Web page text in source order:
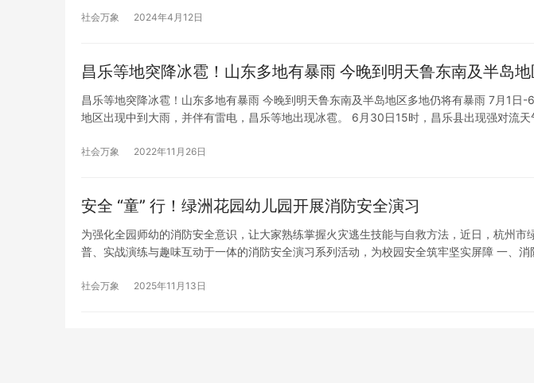
乐私塾平台…
社会万象 2024年4月12日
昌乐等地突降冰雹！山东多地有暴雨 今晚到明天鲁东南及半岛
昌乐等地突降冰雹！山东多地有暴雨 今晚到明天鲁东南及半岛地区多地仍将有暴雨 7月1日
地区出现中到大雨，并伴有雷电，昌乐等地出现冰雹。 6月30日15时，昌乐县出现强对流
社会万象 2022年11月26日
安全 “童” 行！绿洲花园幼儿园开展消防安全演习
为强化全园师幼的消防安全意识，让大家熟练掌握火灾逃生技能与自救方法，近日，杭州
普、实战演练与趣味互动于一体的消防安全演习系列活动，为校园安全筑牢坚实屏障 一、
儿认识灭…
社会万象 2025年11月13日